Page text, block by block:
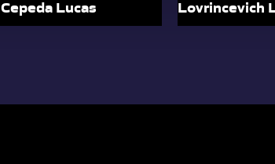
Cepeda Lucas Lovrincevich